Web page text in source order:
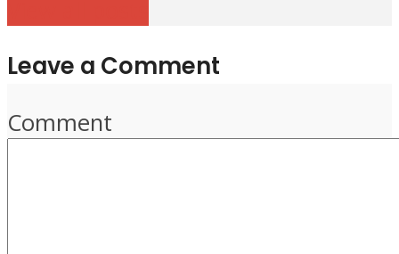
Leave a Comment
Comment